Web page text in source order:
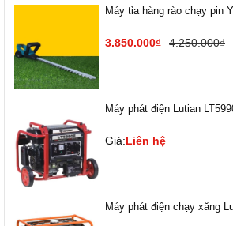
Máy tỉa hàng rào chạy pin
3.850.000₫ 4.250.000₫
Máy phát điện Lutian
Giá:Liên hệ
Máy phát điện chạy xăng